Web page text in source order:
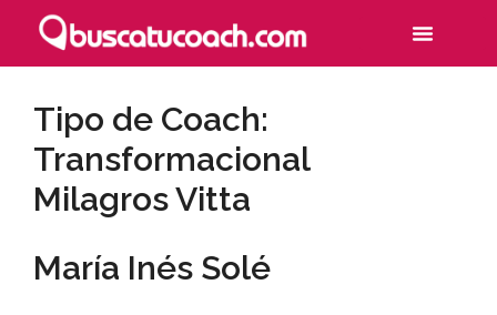
Tipo de Coach:
Transformacional
Milagros Vitta
María Inés Solé